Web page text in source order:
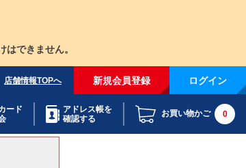
できません。
店舗情報TOPへ 新規会員登録 ログイン
ード
アドレス帳を
確認する
お買い物かご 0